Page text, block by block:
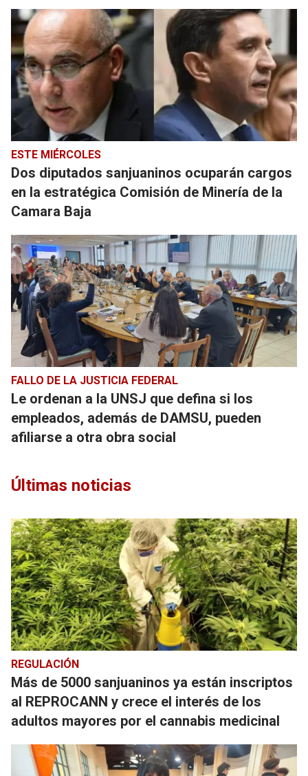
ESTE MIÉRCOLES
Dos diputados sanjuaninos ocuparán cargos
en la estratégica Comisión de Minería de la
Camara Baja
FALLO DE LA JUSTICIA FEDERAL
Le ordenan a la UNSJ que defina si los
empleados, además de DAMSU, pueden
afiliarse a otra obra social
Últimas noticias
REGULACIÓN
Más de 5000 sanjuaninos ya están inscriptos
al REPROCANN y crece el interés de los
adultos mayores por el cannabis medicinal